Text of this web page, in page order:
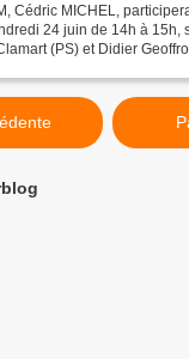
Cédric MICHEL,
24 juin de 14h à 15h,
(PS) et Didier